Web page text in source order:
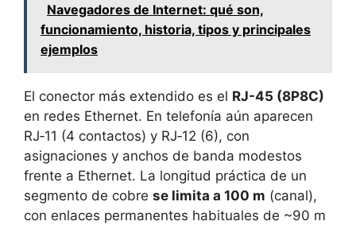
Navegadores de Internet: qué son,
funcionamiento, historia, tipos y principales
ejemplos
El conector más extendido es el RJ-45 (8P8C)
en redes Ethernet. En telefonía aún aparecen
RJ‑11 (4 contactos) y RJ‑12 (6), con
asignaciones y anchos de banda modestos
frente a Ethernet. La longitud práctica de un
segmento de cobre se limita a 100 m (canal),
con enlaces permanentes habituales de ~90 m